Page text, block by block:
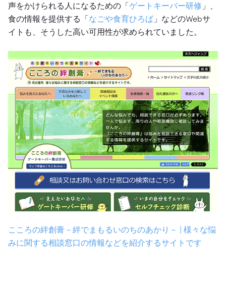
声をかけられる人になるための「ゲートキーバー研修 」、
食の情報を提供する「なごや食育ひろば 」などのWebサ
イトも、そうした高い可用性が求められていました。
こころの絆創膏－絆でまもるいのちのあかり－ | 様々な悩
みに関する相談窓口の情報などを紹介するサイトです